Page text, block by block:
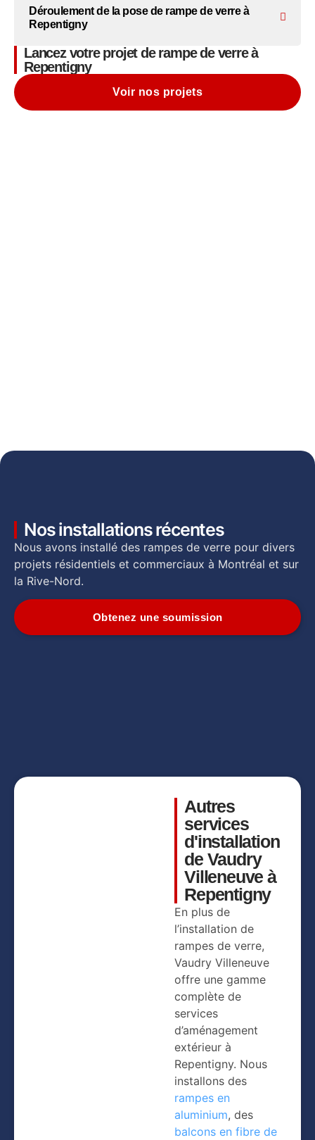
Déroulement de la pose de rampe de verre à
Repentigny
Lancez votre projet de rampe de verre à
Repentigny
Voir nos projets
Nos installations récentes
Nous avons installé des rampes de verre pour divers
projets résidentiels et commerciaux à Montréal et sur
la Rive-Nord.
Obtenez une soumission
Autres
services
d'installation
de Vaudry
Villeneuve à
Repentigny
En plus de
l’installation de
rampes de verre,
Vaudry Villeneuve
offre une gamme
complète de
services
d’aménagement
extérieur à
Repentigny. Nous
installons des
rampes en
aluminium, des
balcons en fibre de